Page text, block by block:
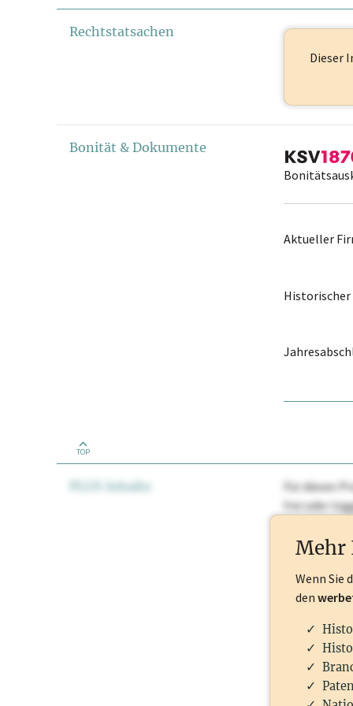
Rechtstatsachen
Dieser
Bonität & Dokumente
Aktueller
Historischer
TOP
PLUS Inhalte Für dieses
frei oder
Mehr
Wenn Sie
den